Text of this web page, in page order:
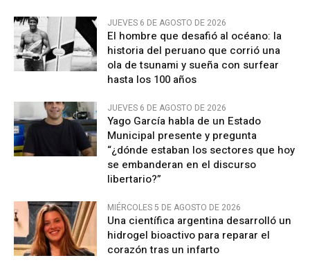
JUEVES 6 DE AGOSTO DE 2026
El hombre que desafió al océano: la
historia del peruano que corrió una
ola de tsunami y sueña con surfear
hasta los 100 años
JUEVES 6 DE AGOSTO DE 2026
Yago García habla de un Estado
Municipal presente y pregunta
“¿dónde estaban los sectores que hoy
se embanderan en el discurso
libertario?”
MIÉRCOLES 5 DE AGOSTO DE 2026
Una científica argentina desarrolló un
hidrogel bioactivo para reparar el
corazón tras un infarto